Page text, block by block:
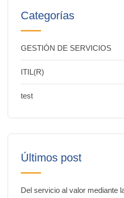
Categorías
GESTIÓN DE SERVICIOS
ITIL(R)
test
Últimos post
Del servicio al valor mediante